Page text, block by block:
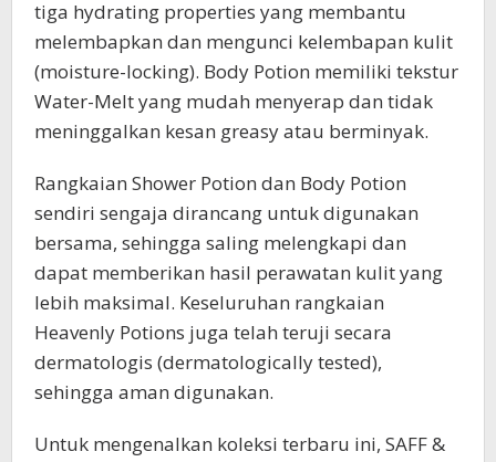
tiga hydrating properties yang membantu
melembapkan dan mengunci kelembapan kulit
(moisture-locking). Body Potion memiliki tekstur
Water-Melt yang mudah menyerap dan tidak
meninggalkan kesan greasy atau berminyak.
Rangkaian Shower Potion dan Body Potion
sendiri sengaja dirancang untuk digunakan
bersama, sehingga saling melengkapi dan
dapat memberikan hasil perawatan kulit yang
lebih maksimal. Keseluruhan rangkaian
Heavenly Potions juga telah teruji secara
dermatologis (dermatologically tested),
sehingga aman digunakan.
Untuk mengenalkan koleksi terbaru ini, SAFF &